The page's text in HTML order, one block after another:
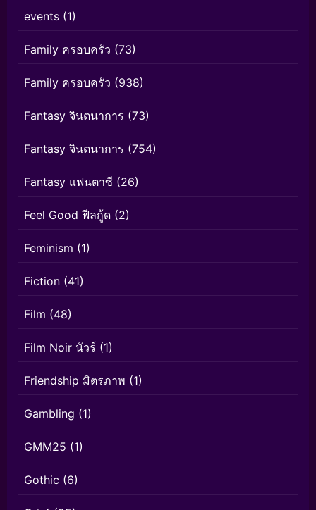
events (1)
Family ครอบครัว (73)
Family ครอบครัว (938)
Fantasy จินตนาการ (73)
Fantasy จินตนาการ (754)
Fantasy แฟนตาซี (26)
Feel Good ฟีลกู้ด (2)
Feminism (1)
Fiction (41)
Film (48)
Film Noir นัวร์ (1)
Friendship มิตรภาพ (1)
Gambling (1)
GMM25 (1)
Gothic (6)